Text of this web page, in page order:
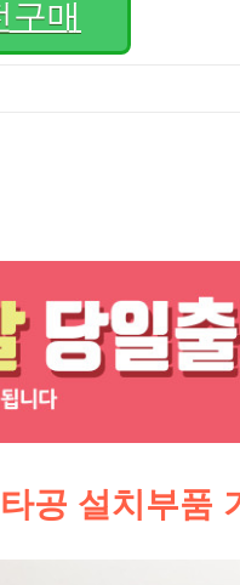
매
공 설치부품